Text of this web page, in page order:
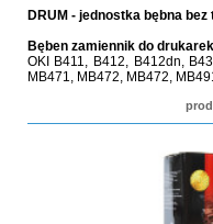
DRUM - jednostka bębna bez
Bęben zamiennik do
OKI B411, B412, B412dn,
MB471, MB472, MB472,